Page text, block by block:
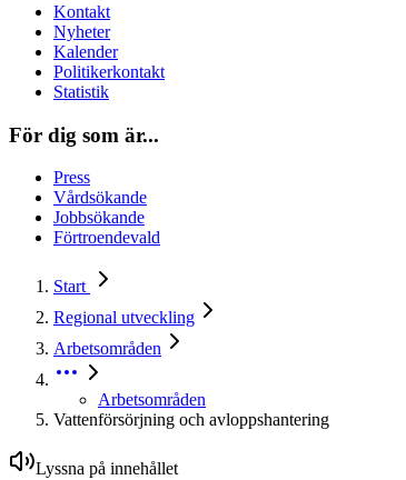
Kontakt
Nyheter
Kalender
Politikerkontakt
Statistik
För dig som är...
Press
Vårdsökande
Jobbsökande
Förtroendevald
Start
Regional utveckling
Arbetsområden
Arbetsområden
Vattenförsörjning och avloppshantering
Lyssna på innehållet